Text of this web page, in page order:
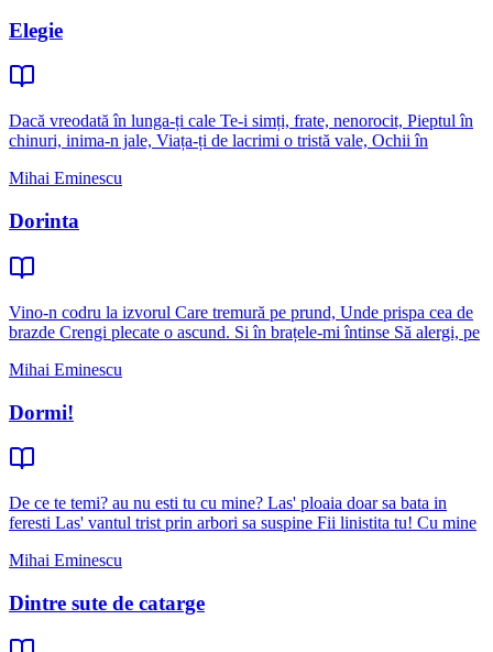
Elegie
Dacă vreodată în lunga-ți cale Te-i simți, frate, nenorocit, Pieptul în
chinuri, inima-n jale, Viața-ți de lacrimi o tristă vale, Ochii în
Mihai Eminescu
Dorinta
Vino-n codru la izvorul Care tremură pe prund, Unde prispa cea de
brazde Crengi plecate o ascund. Si în brațele-mi întinse Să alergi, pe
Mihai Eminescu
Dormi!
De ce te temi? au nu esti tu cu mine? Las' ploaia doar sa bata in
feresti Las' vantul trist prin arbori sa suspine Fii linistita tu! Cu mine
Mihai Eminescu
Dintre sute de catarge